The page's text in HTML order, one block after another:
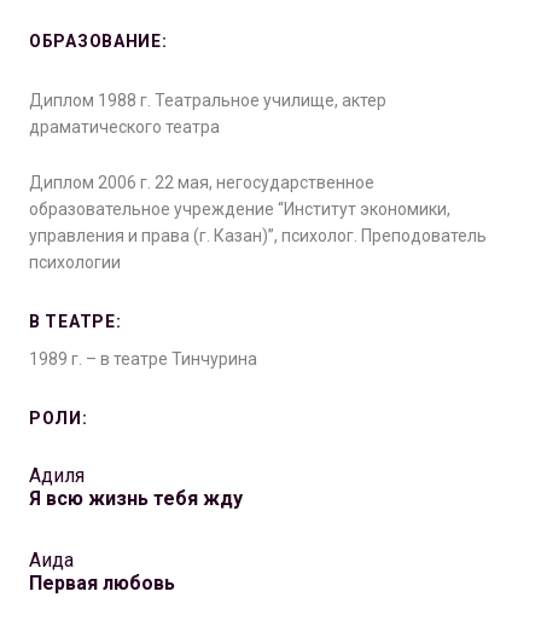
ОБРАЗОВАНИЕ:
Диплом 1988 г. Театральное училище, актер
драматического театра
Диплом 2006 г. 22 мая, негосударственное
образовательное учреждение “Институт экономики,
управления и права (г. Казан)”, психолог. Преподователь
психологии
В ТЕАТРЕ:
1989 г. – в театре Тинчурина
РОЛИ:
Адиля
Я всю жизнь тебя жду
Аида
Первая любовь